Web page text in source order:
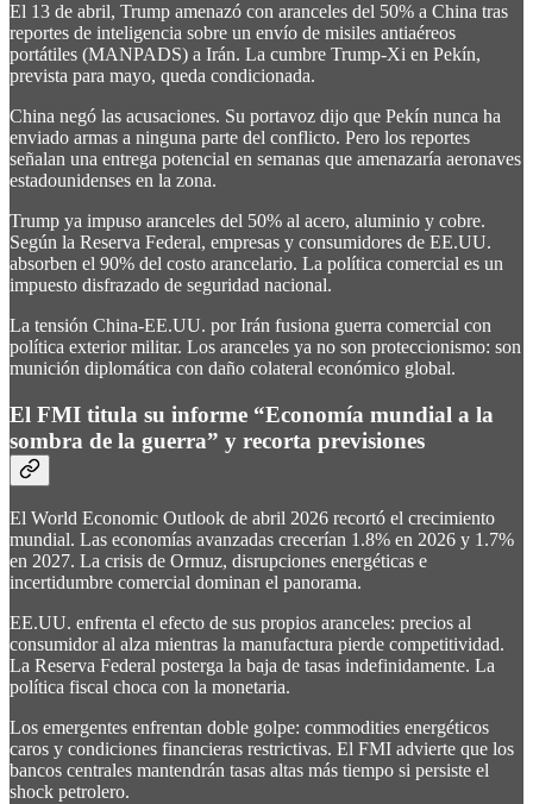
El 13 de abril, Trump amenazó con aranceles del 50% a China tras
reportes de inteligencia sobre un envío de misiles antiaéreos
portátiles (MANPADS) a Irán. La cumbre Trump-Xi en Pekín,
prevista para mayo, queda condicionada.
China negó las acusaciones. Su portavoz dijo que Pekín nunca ha
enviado armas a ninguna parte del conflicto. Pero los reportes
señalan una entrega potencial en semanas que amenazaría aeronaves
estadounidenses en la zona.
Trump ya impuso aranceles del 50% al acero, aluminio y cobre.
Según la Reserva Federal, empresas y consumidores de EE.UU.
absorben el 90% del costo arancelario. La política comercial es un
impuesto disfrazado de seguridad nacional.
La tensión China-EE.UU. por Irán fusiona guerra comercial con
política exterior militar. Los aranceles ya no son proteccionismo: son
munición diplomática con daño colateral económico global.
El FMI titula su informe “Economía mundial a la
sombra de la guerra” y recorta previsiones
El World Economic Outlook de abril 2026 recortó el crecimiento
mundial. Las economías avanzadas crecerían 1.8% en 2026 y 1.7%
en 2027. La crisis de Ormuz, disrupciones energéticas e
incertidumbre comercial dominan el panorama.
EE.UU. enfrenta el efecto de sus propios aranceles: precios al
consumidor al alza mientras la manufactura pierde competitividad.
La Reserva Federal posterga la baja de tasas indefinidamente. La
política fiscal choca con la monetaria.
Los emergentes enfrentan doble golpe: commodities energéticos
caros y condiciones financieras restrictivas. El FMI advierte que los
bancos centrales mantendrán tasas altas más tiempo si persiste el
shock petrolero.